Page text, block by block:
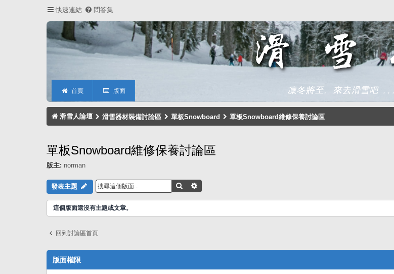
快速連結 問答集
首頁 版面
滑雪人論壇 滑雪器材裝備討論區 單板Snowboard 單板Snowboard維修保養討論區
單板Snowboard維修保養討論區
版主: norman
發表主題 搜尋
這個版面還沒有主題或文章。
回到討論區首頁
版面權限